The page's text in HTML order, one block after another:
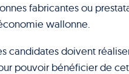
fabricantes ou
wallonne.
candidates doivent
pouvoir bénéficier de